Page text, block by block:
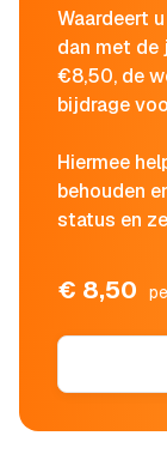
Waardeert
dan met de
€8,50, de
bijdrage
Hiermee
behouden
status en
€ 8,50